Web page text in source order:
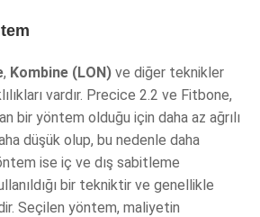
, Kombine (LON) ve diğer teknikler
vardır. Precice 2.2 ve Fitbone,
bir yöntem olduğu için daha az ağrılı
düşük olup, bu nedenle daha
ise iç ve dış sabitleme
bir tekniktir ve genellikle
Seçilen yöntem, maliyetin